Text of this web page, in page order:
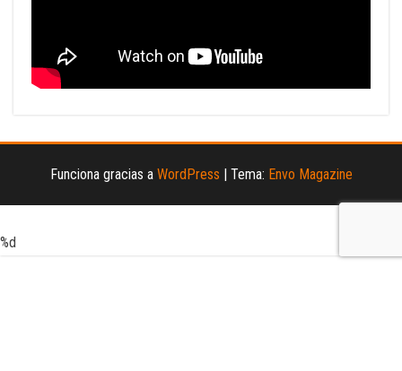
Funciona gracias a WordPress | Tema: Envo Magazine
%d